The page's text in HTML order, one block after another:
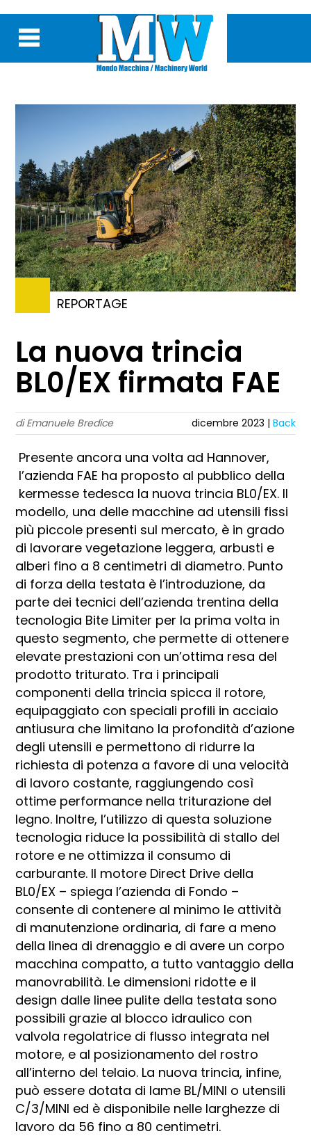
REPORTAGE
La nuova trincia
BL0/EX firmata FAE
di Emanuele Bredice dicembre 2023 | Back
Presente ancora una volta ad Hannover,
l’azienda FAE ha proposto al pubblico della
kermesse tedesca la nuova trincia BL0/EX. Il
modello, una delle macchine ad utensili fissi
più piccole presenti sul mercato, è in grado
di lavorare vegetazione leggera, arbusti e
alberi fino a 8 centimetri di diametro. Punto
di forza della testata è l’introduzione, da
parte dei tecnici dell’azienda trentina della
tecnologia Bite Limiter per la prima volta in
questo segmento, che permette di ottenere
elevate prestazioni con un’ottima resa del
prodotto triturato. Tra i principali
componenti della trincia spicca il rotore,
equipaggiato con speciali profili in acciaio
antiusura che limitano la profondità d’azione
degli utensili e permettono di ridurre la
richiesta di potenza a favore di una velocità
di lavoro costante, raggiungendo così
ottime performance nella triturazione del
legno. Inoltre, l’utilizzo di questa soluzione
tecnologia riduce la possibilità di stallo del
rotore e ne ottimizza il consumo di
carburante. Il motore Direct Drive della
BL0/EX – spiega l’azienda di Fondo –
consente di contenere al minimo le attività
di manutenzione ordinaria, di fare a meno
della linea di drenaggio e di avere un corpo
macchina compatto, a tutto vantaggio della
manovrabilità. Le dimensioni ridotte e il
design dalle linee pulite della testata sono
possibili grazie al blocco idraulico con
valvola regolatrice di flusso integrata nel
motore, e al posizionamento del rostro
all’interno del telaio. La nuova trincia, infine,
può essere dotata di lame BL/MINI o utensili
C/3/MINI ed è disponibile nelle larghezze di
lavoro da 56 fino a 80 centimetri.